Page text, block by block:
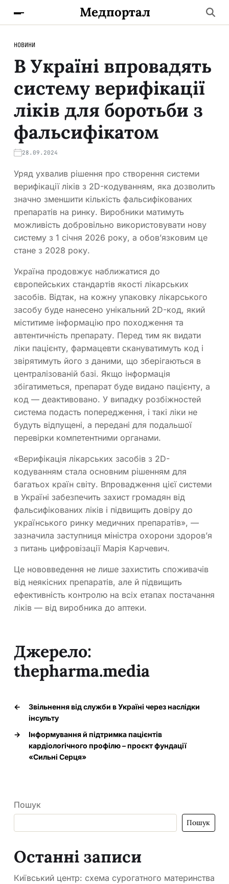
Медпортал
НОВИНИ
В Україні впровадять
систему верифікації
ліків для боротьби з
фальсифікатом
28.09.2024
Уряд ухвалив рішення про створення системи
верифікації ліків з 2D-кодуванням, яка дозволить
значно зменшити кількість фальсифікованих
препаратів на ринку. Виробники матимуть
можливість добровільно використовувати нову
систему з 1 січня 2026 року, а обов’язковим це
стане з 2028 року.
Україна продовжує наближатися до
європейських стандартів якості лікарських
засобів. Відтак, на кожну упаковку лікарського
засобу буде нанесено унікальний 2D-код, який
міститиме інформацію про походження та
автентичність препарату. Перед тим як видати
ліки пацієнту, фармацевти скануватимуть код і
звірятимуть його з даними, що зберігаються в
централізованій базі. Якщо інформація
збігатиметься, препарат буде видано пацієнту, а
код — деактивовано. У випадку розбіжностей
система подасть попередження, і такі ліки не
будуть відпущені, а передані для подальшої
перевірки компетентними органами.
«Верифікація лікарських засобів з 2D-
кодуванням стала основним рішенням для
багатьох країн світу. Впровадження цієї системи
в Україні забезпечить захист громадян від
фальсифікованих ліків і підвищить довіру до
українського ринку медичних препаратів», —
зазначила заступниця міністра охорони здоров’я
з питань цифровізації Марія Карчевич.
Це нововведення не лише захистить споживачів
від неякісних препаратів, але й підвищить
ефективність контролю на всіх етапах постачання
ліків — від виробника до аптеки.
Джерело:
thepharma.media
←
Звільнення від служби в Україні через наслідки
інсульту
→
Інформування й підтримка пацієнтів
кардіологічного профілю – проєкт фундації
«Сильні Серця»
Пошук
Пошук
Останні записи
Київський центр: схема сурогатного материнства